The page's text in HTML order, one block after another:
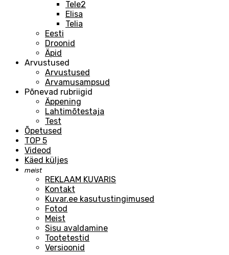
Tele2
Elisa
Telia
Eesti
Droonid
Äpid
Arvustused
Arvustused
Arvamusampsud
Põnevad rubriigid
Äppening
Lahtimõtestaja
Test
Õpetused
TOP 5
Videod
Käed küljes
meist
REKLAAM KUVARIS
Kontakt
Kuvar.ee kasutustingimused
Fotod
Meist
Sisu avaldamine
Tootetestid
Versioonid